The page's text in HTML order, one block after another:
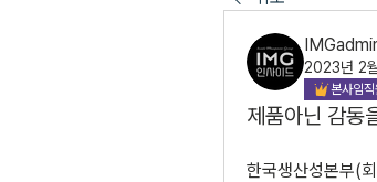
2023년 2
본사임
제품아닌 감동
한국생산성본부(